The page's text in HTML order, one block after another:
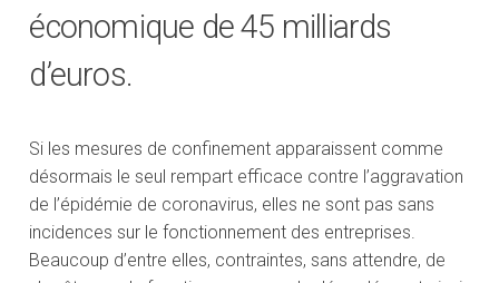
économique de 45 milliards
d’euros.
Si les mesures de confinement apparaissent comme
désormais le seul rempart efficace contre l’aggravation
de l’épidémie de coronavirus, elles ne sont pas sans
incidences sur le fonctionnement des entreprises.
Beaucoup d’entre elles, contraintes, sans attendre, de